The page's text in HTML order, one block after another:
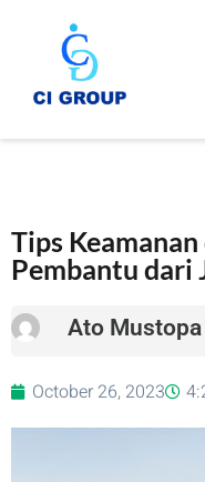
Tips
Pembantu dari
Ato Mustopa
October 26, 2023